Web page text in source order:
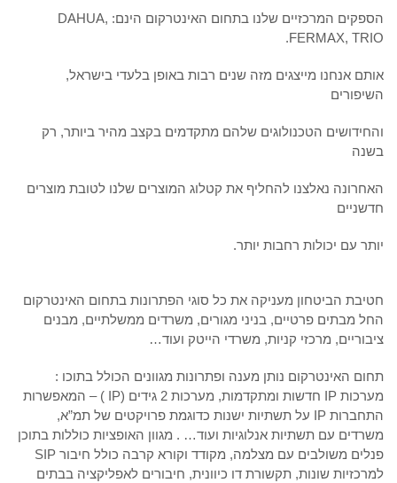
הספקים המרכזיים שלנו בתחום האינטרקום הינם: DAHUA,
FERMAX, TRIO.
אותם אנחנו מייצגים מזה שנים רבות באופן בלעדי בישראל,
השיפורים
והחידושים הטכנולוגים שלהם מתקדמים בקצב מהיר ביותר, רק
בשנה
האחרונה נאלצנו להחליף את קטלוג המוצרים שלנו לטובת מוצרים
חדשניים
יותר עם יכולות רחבות יותר.
חטיבת הביטחון מעניקה את כל סוגי הפתרונות בתחום האינטרקום
החל מבתים פרטיים, בניני מגורים, משרדים ממשלתיים, מבנים
ציבוריים, מרכזי קניות, משרדי הייטק ועוד…
תחום האינטרקום נותן מענה ופתרונות מגוונים הכולל בתוכו :
מערכות IP חדשות ומתקדמות, מערכות 2 גידים (IP ) – המאפשרות
התחברות IP על תשתיות ישנות כדוגמת פרויקטים של תמ”א,
משרדים עם תשתיות אנלוגיות ועוד… . מגוון האופציות כוללות בתוכן
פנלים משולבים עם מצלמה, מקודד וקורא קרבה כולל חיבור SIP
למרכזיות שונות, תקשורת דו כיוונית, חיבורים לאפליקציה בבתים